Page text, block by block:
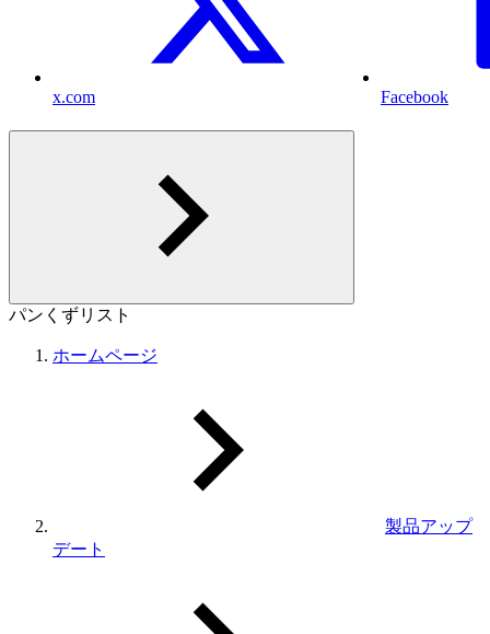
x.com Facebook
パンくずリスト
ホームページ
製品アップ
デート